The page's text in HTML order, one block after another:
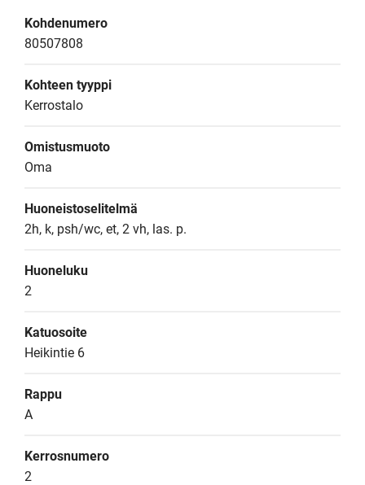
Kohdenumero
80507808
Kohteen tyyppi
Kerrostalo
Omistusmuoto
Oma
Huoneistoselitelmä
2h, k, psh/wc, et, 2 vh, las. p.
Huoneluku
2
Katuosoite
Heikintie 6
Rappu
A
Kerrosnumero
2